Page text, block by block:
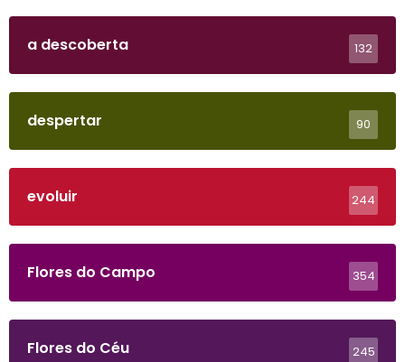
a descoberta 132
despertar 90
evoluir 244
Flores do Campo 354
Flores do Céu 245